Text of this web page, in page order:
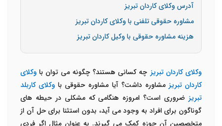
آدرس وکلای کاردان تبریز
مشاوره حقوقی تلفنی با وکلای کاردان تبریز
هزینه مشاوره حقوقی با وکیل کاردان تبریز
وکلای کاردان تبریز چه کسانی هستند؟ چگونه می توان با وکلای
کاردان تبریز مشاوره داشت؟ آیا مشاوره حقوقی با وکلای کاربلد
تبریز ضروری است؟ امروزه هنگامی که مشکلی در حیطه های
گوناگون برای افراد به وجود می آید، بدون استثنا برای حل آن از
متخصصین آن حوزه کمک می گیرند. به عنوان مثال اگر فردی